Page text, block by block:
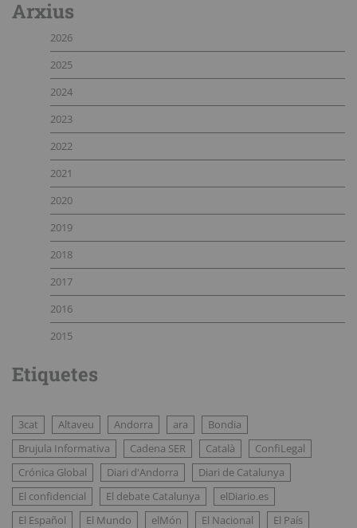
Arxius
2026
2025
2024
2023
2022
2021
2020
2019
2018
2017
2016
2015
Etiquetes
3cat Altaveu Andorra ara
Bondia
Brujula Informativa
Cadena SER Català
ConfiLegal
Crónica Global
Diari d'Andorra
Diari de Catalunya
El confidencial
El debate Catalunya
elDiario.es
El Español
El Mundo elMón El Nacional
El País